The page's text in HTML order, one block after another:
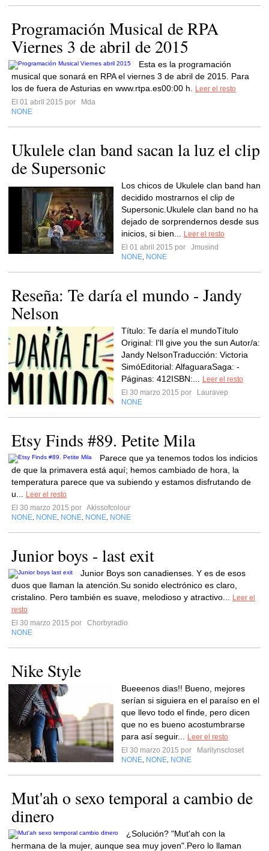
Programación Musical de RPA
Viernes 3 de abril de 2015
Esta es la programación
musical que sonará en RPA el viernes 3 de abril de 2015. Para
los de fuera de Asturias en www.rtpa.es00:00 h.
Leer el resto
El 01 abril 2015 por
Mda
NONE
Ukulele clan band sacan la luz el clip
de Supersonic
Los chicos de Ukulele clan band han
decidido mostrarnos el clip de
Supersonic.Ukulele clan band no ha
dejado de sorprendernos desde sus
inicios, si bien...
Leer el resto
El 01 abril 2015 por
Jmusind
NONE NONE
Reseña: Te daría el mundo - Jandy
Nelson
Título: Te daría el mundoTítulo
Original: I'll give you the sun Autor/a:
Jandy NelsonTraducción: Victoria
SimóEditorial: AlfaguaraSaga: -
Páginas: 412ISBN:...
Leer el resto
El 30 marzo 2015 por
Lauravep
NONE
Etsy Finds #89. Petite Mila
Parece que ya tenemos todos los indicios
de que la primavera está aquí; hemos cambiado de hora, la
temperatura parece que va subiendo y estamos disfrutando de
u...
Leer el resto
El 30 marzo 2015 por Akissofcolour
NONE NONE NONE NONE NONE
Junior boys - last exit
Junior Boys son canadienses. Y es de esos
duos que llaman la atención.Su sonido electrónico es claro,
cristalino. Pero también es suave, melodioso y atractivo...
Leer el
resto
El 30 marzo 2015 por
Chorbyradio
NONE
Nike Style
Bueeenos dias!! Bueno, mejores
serían si siguiera en el paraíso en el
que llevo todo el finde, pero dicen
que no es bueno acostumbrarse
para así seguir...
Leer el resto
El 30 marzo 2015 por
Marilynscloset
NONE NONE NONE
Mut'ah o sexo temporal a cambio de
dinero
¿Solución? "Mut'ah con la
hermana de la mujer, aunque sea muy joven".Pero lo llaman